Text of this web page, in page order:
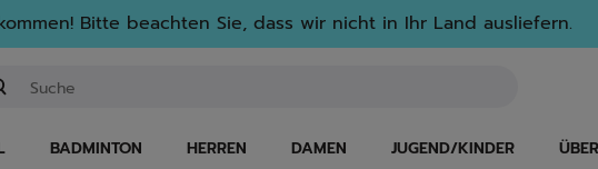
Bitte beachten Sie, dass wir nicht in Ihr Land ausliefern.
BADMINTON HERREN DAMEN JUGEND/KINDER